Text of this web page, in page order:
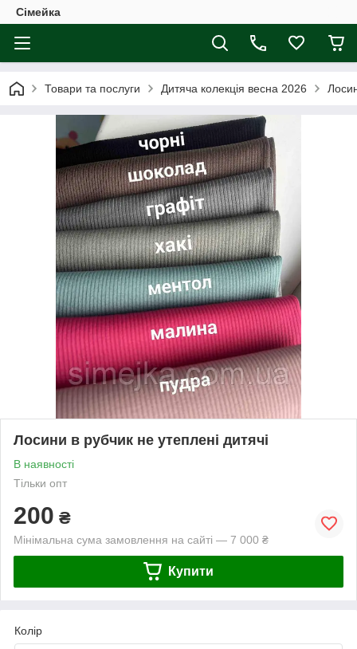
Сімейка
Товари та послуги Дитяча колекція весна 2026
Лосини в рубчик не утеплені дитячі
В наявності
Тільки опт
200 ₴
Мінімальна сума замовлення на сайті — 7 000 ₴
Купити
Колір